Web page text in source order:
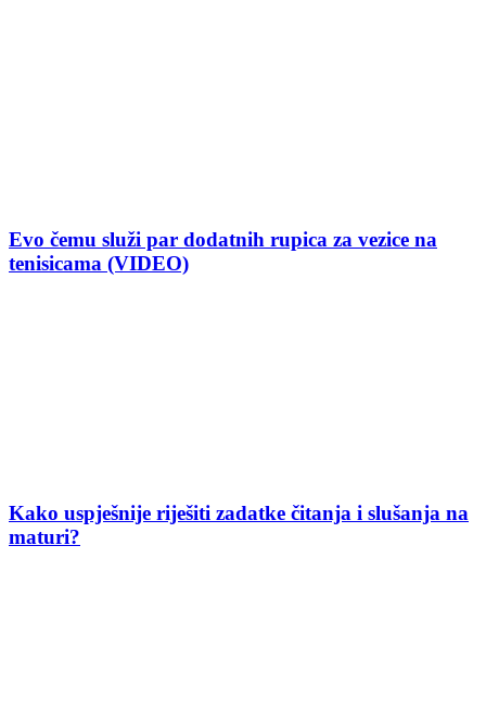
Evo čemu služi par dodatnih rupica za vezice na
tenisicama (VIDEO)
Kako uspješnije riješiti zadatke čitanja i slušanja na
maturi?